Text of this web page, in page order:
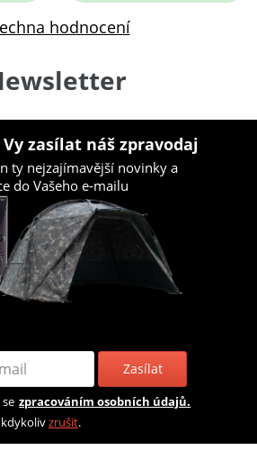
hodnocení
zasílat náš zpravodaj
ty nejzajímavější novinky a
do Vašeho e-mailu
Zasílat
zpracováním osobních údajů.
zrušit.